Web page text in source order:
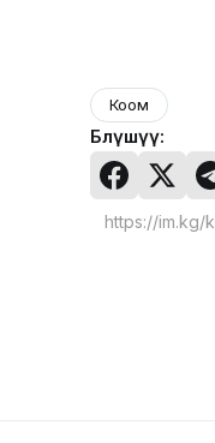
Коом
Бөлүшүү: